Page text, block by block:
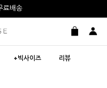
배송
+빅사이즈 리뷰